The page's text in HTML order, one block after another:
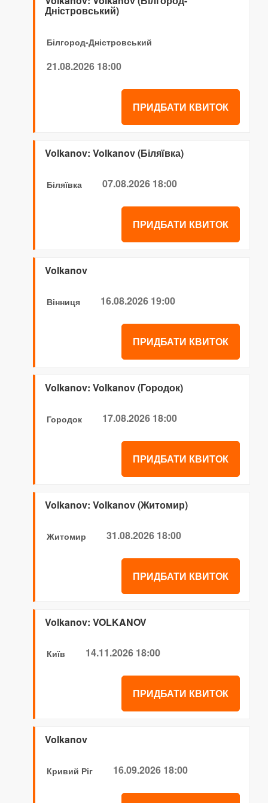
Дністровський)
Білгород-Дністровський
21.08.2026 18:00
ПРИДБАТИ КВИТОК
Volkanov: Volkanov (Біляївка)
Біляївка 07.08.2026 18:00
ПРИДБАТИ КВИТОК
Volkanov
Вінниця 16.08.2026 19:00
ПРИДБАТИ КВИТОК
Volkanov: Volkanov (Городок)
Городок 17.08.2026 18:00
ПРИДБАТИ КВИТОК
Volkanov: Volkanov (Житомир)
Житомир 31.08.2026 18:00
ПРИДБАТИ КВИТОК
Volkanov: VOLKANOV
Київ 14.11.2026 18:00
ПРИДБАТИ КВИТОК
Volkanov
Кривий Ріг 16.09.2026 18:00